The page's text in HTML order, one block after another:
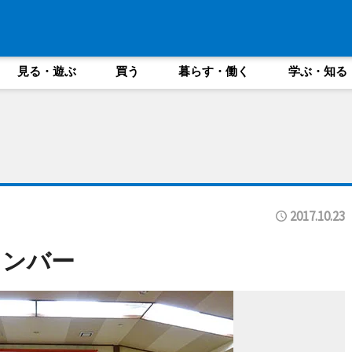
見る・遊ぶ 買う 暮らす・働く 学ぶ・知る
2017.10.23
バー